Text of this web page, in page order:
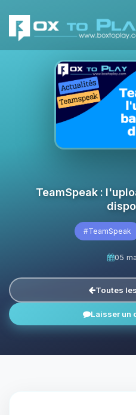
TeamSpeak :
#TeamSpeak
05
Toutes
Laisser un